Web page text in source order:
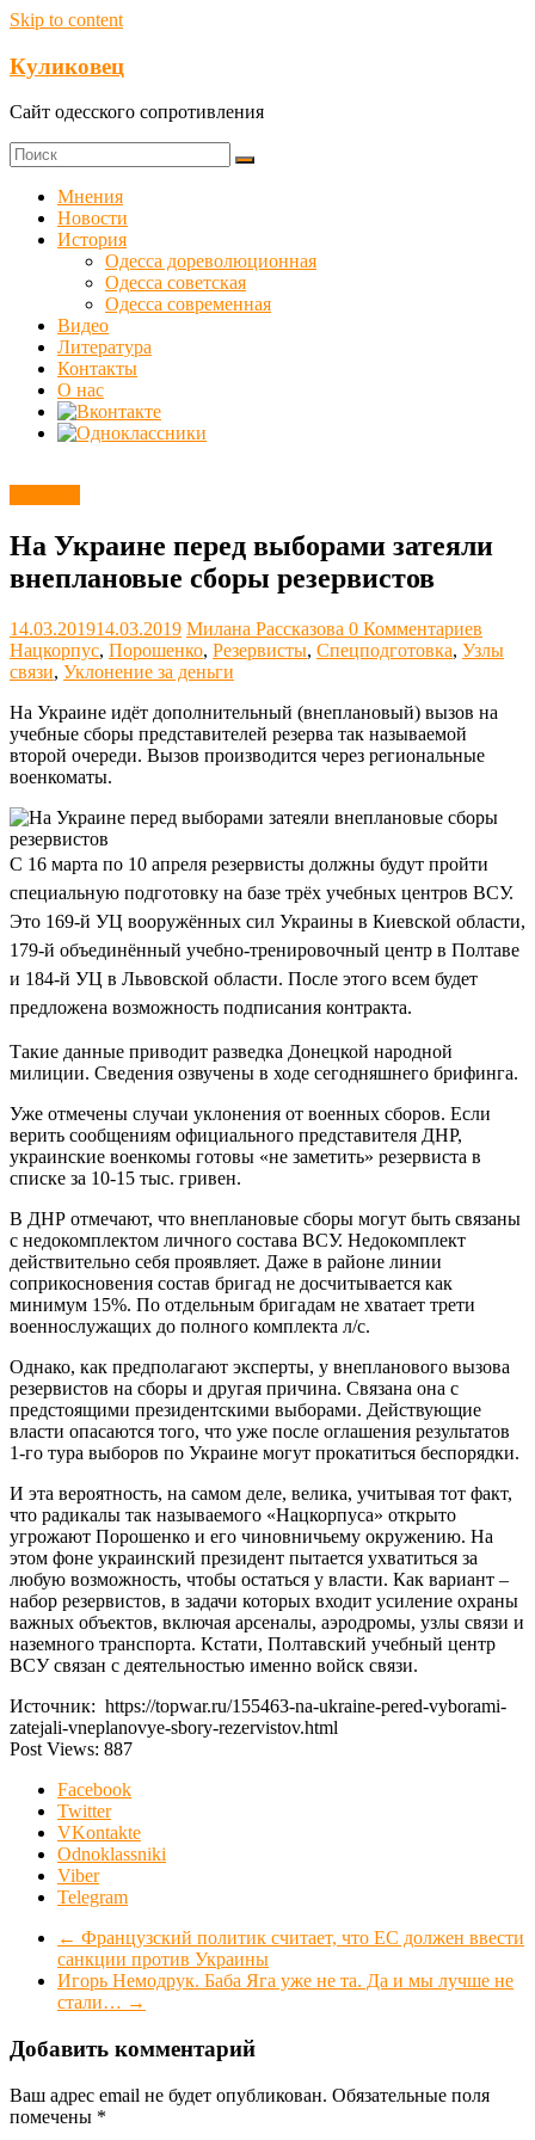
Skip to content
Куликовец
Сайт одесского сопротивления
Мнения
Новости
История
Одесса дореволюционная
Одесса советская
Одесса современная
Видео
Литература
Контакты
О нас
На Украине перед выборами затеяли
внеплановые сборы резервистов
14.03.201914.03.2019 Милана Рассказова 0 Комментариев
Нацкорпус, Порошенко, Резервисты, Спецподготовка, Узлы
связи, Уклонение за деньги
На Украине идёт дополнительный (внеплановый) вызов на
учебные сборы представителей резерва так называемой
второй очереди. Вызов производится через региональные
военкоматы.
С 16 марта по 10 апреля резервисты должны будут пройти
специальную подготовку на базе трёх учебных центров ВСУ.
Это 169-й УЦ вооружённых сил Украины в Киевской области,
179-й объединённый учебно-тренировочный центр в Полтаве
и 184-й УЦ в Львовской области. После этого всем будет
предложена возможность подписания контракта.
Такие данные приводит разведка Донецкой народной
милиции. Сведения озвучены в ходе сегодняшнего брифинга.
Уже отмечены случаи уклонения от военных сборов. Если
верить сообщениям официального представителя ДНР,
украинские военкомы готовы «не заметить» резервиста в
списке за 10-15 тыс. гривен.
В ДНР отмечают, что внеплановые сборы могут быть связаны
с недокомплектом личного состава ВСУ. Недокомплект
действительно себя проявляет. Даже в районе линии
соприкосновения состав бригад не досчитывается как
минимум 15%. По отдельным бригадам не хватает трети
военнослужащих до полного комплекта л/с.
Однако, как предполагают эксперты, у внепланового вызова
резервистов на сборы и другая причина. Связана она с
предстоящими президентскими выборами. Действующие
власти опасаются того, что уже после оглашения результатов
1-го тура выборов по Украине могут прокатиться беспорядки.
И эта вероятность, на самом деле, велика, учитывая тот факт,
что радикалы так называемого «Нацкорпуса» открыто
угрожают Порошенко и его чиновничьему окружению. На
этом фоне украинский президент пытается ухватиться за
любую возможность, чтобы остаться у власти. Как вариант –
набор резервистов, в задачи которых входит усиление охраны
важных объектов, включая арсеналы, аэродромы, узлы связи и
наземного транспорта. Кстати, Полтавский учебный центр
ВСУ связан с деятельностью именно войск связи.
Источник: https://topwar.ru/155463-na-ukraine-pered-vyborami-
zatejali-vneplanovye-sbory-rezervistov.html
Post Views: 887
Facebook
Twitter
VKontakte
Odnoklassniki
Viber
Telegram
← Французский политик считает, что ЕС должен ввести
санкции против Украины
Игорь Немодрук. Баба Яга уже не та. Да и мы лучше не
стали… →
Добавить комментарий
Ваш адрес email не будет опубликован. Обязательные поля
помечены *